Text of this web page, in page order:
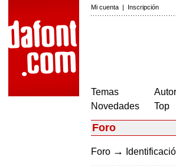
Mi cuenta | Inscripción
Temas
Novedades
Top
Foro
Foro →